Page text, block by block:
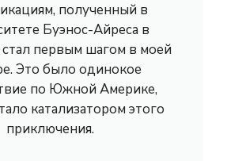
полученный в
Буэнос-Айреса в
первым шагом в моей
Это было одинокое
по Южной Америке,
катализатором этого
приключения.